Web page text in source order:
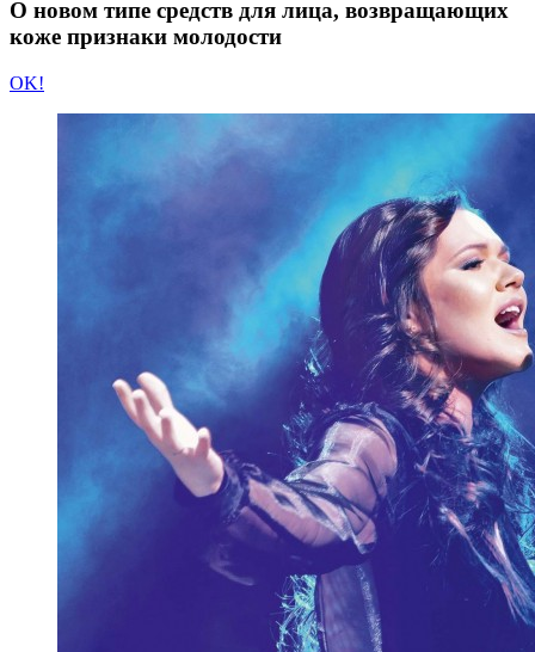
О новом типе средств для лица, возвращающих
коже признаки молодости
OK!